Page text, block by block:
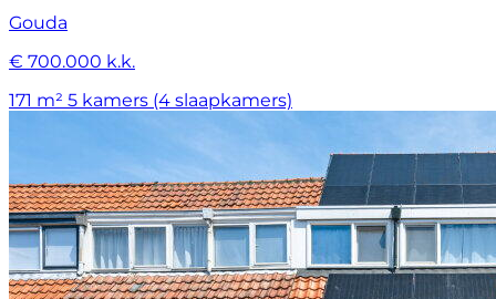
Gouda
€ 700.000 k.k.
171 m² 5 kamers (4 slaapkamers)